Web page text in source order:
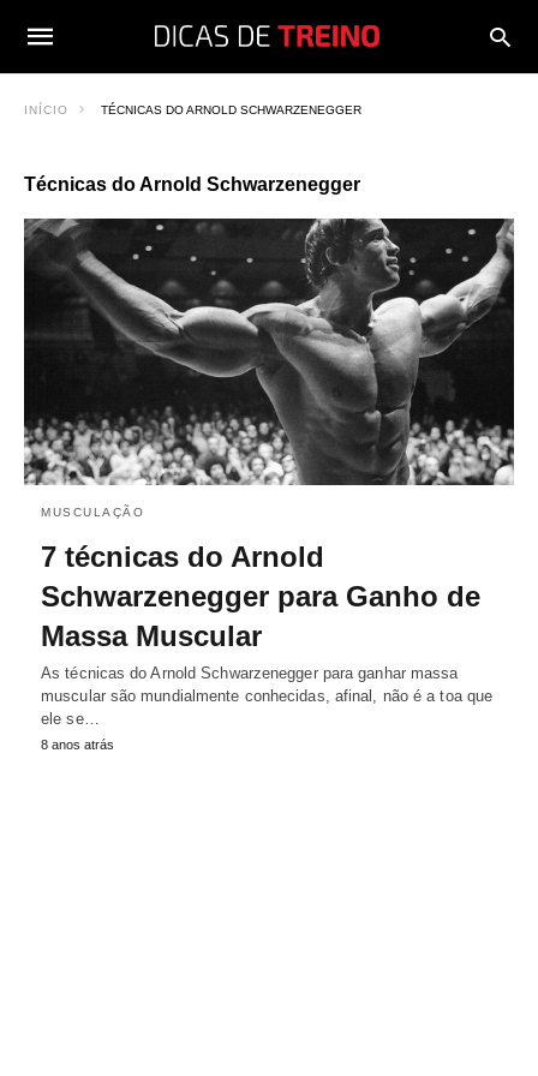
INÍCIO TÉCNICAS DO ARNOLD SCHWARZENEGGER
Técnicas do Arnold Schwarzenegger
MUSCULAÇÃO
7 técnicas do Arnold
Schwarzenegger para Ganho de
Massa Muscular
As técnicas do Arnold Schwarzenegger para ganhar massa
muscular são mundialmente conhecidas, afinal, não é a toa que
ele se…
8 anos atrás